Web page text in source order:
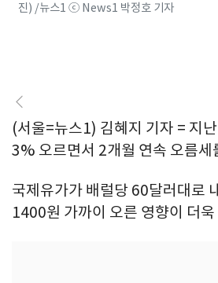
진) /뉴스1 ⓒ News1 박정호 기자
(서울=뉴스1) 김혜지 기자 = 지
3% 오르면서 2개월 연속 오름세
국제유가가 배럴당 60달러대로
1400원 가까이 오른 영향이 더